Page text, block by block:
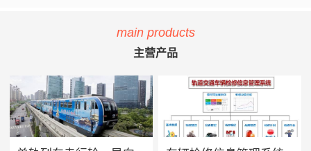
main products
主营产品